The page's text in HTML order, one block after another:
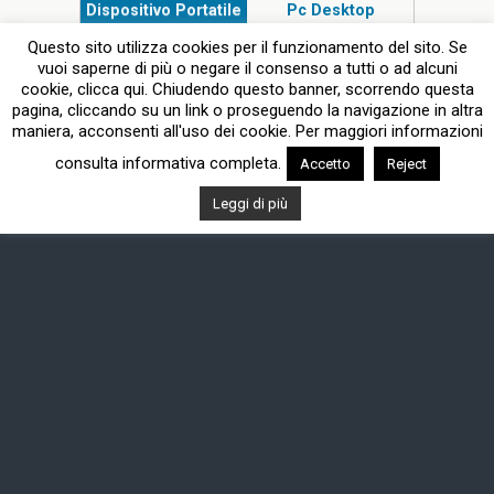
Dispositivo Portatile Pc Desktop
Questo sito utilizza cookies per il funzionamento del sito. Se
vuoi saperne di più o negare il consenso a tutti o ad alcuni
cookie, clicca qui. Chiudendo questo banner, scorrendo questa
pagina, cliccando su un link o proseguendo la navigazione in altra
maniera, acconsenti all'uso dei cookie. Per maggiori informazioni
consulta informativa completa.
Accetto Reject
Leggi di più